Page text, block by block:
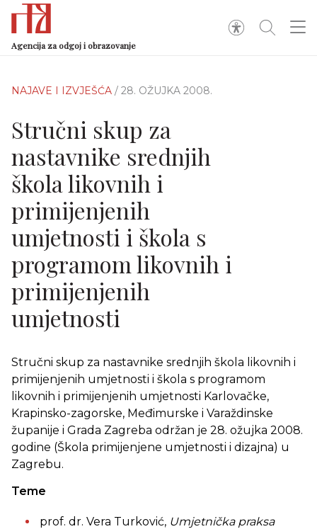
Agencija za odgoj i obrazovanje
NAJAVE I IZVJEŠĆA / 28. OŽUJKA 2008.
Stručni skup za
nastavnike srednjih
škola likovnih i
primijenjenih
umjetnosti i škola s
programom likovnih i
primijenjenih
umjetnosti
Stručni skup za nastavnike srednjih škola likovnih i
primijenjenih umjetnosti i škola s programom
likovnih i primijenjenih umjetnosti Karlovačke,
Krapinsko-zagorske, Međimurske i Varaždinske
županije i Grada Zagreba održan je 28. ožujka 2008.
godine (Škola primijenjene umjetnosti i dizajna) u
Zagrebu.
Teme
prof. dr. Vera Turković, Umjetnička praksa